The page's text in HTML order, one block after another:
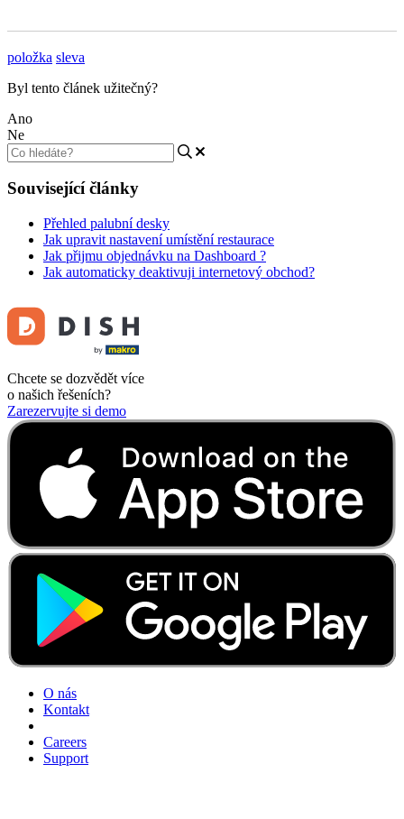
položka sleva
Byl tento článek užitečný?
Ano
Ne
Související články
Přehled palubní desky
Jak upravit nastavení umístění restaurace
Jak přijmu objednávku na Dashboard ?
Jak automaticky deaktivuji internetový obchod?
Chcete se dozvědět více
o našich řešeních?
Zarezervujte si demo
O nás
Kontakt
Careers
Support